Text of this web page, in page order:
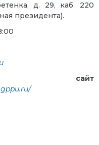
д. 29, каб. 220
президента).
сайт